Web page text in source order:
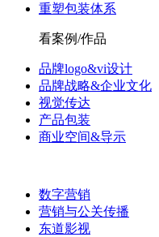
重塑包装体系
看案例/作品
品牌logo&vi设计
品牌战略&企业文化
视觉传达
产品包装
商业空间&导示
数字营销
营销与公关传播
东道影视